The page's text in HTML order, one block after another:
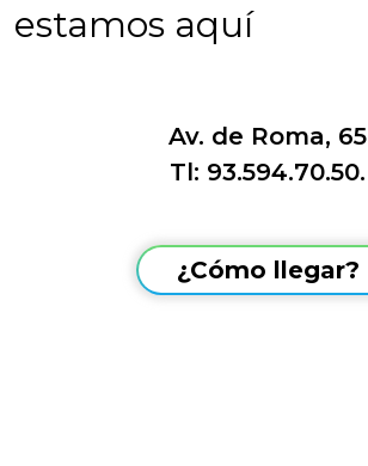
estamos aquí
Av. de Roma, 65
Tl: 93.594.70.50.
¿Cómo llegar?